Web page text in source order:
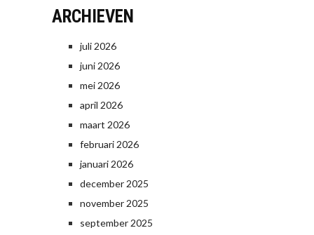
ARCHIEVEN
juli 2026
juni 2026
mei 2026
april 2026
maart 2026
februari 2026
januari 2026
december 2025
november 2025
september 2025